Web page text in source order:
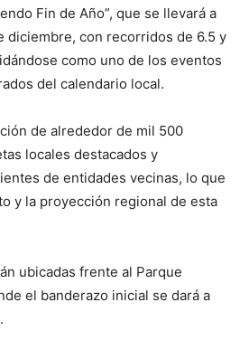
Fin de Año”, que se llevará a
diciembre, con recorridos de 6.5 y
como uno de los eventos
del calendario local.
de alrededor de mil 500
locales destacados y
de entidades vecinas, lo que
y la proyección regional de esta
ubicadas frente al Parque
el banderazo inicial se dará a